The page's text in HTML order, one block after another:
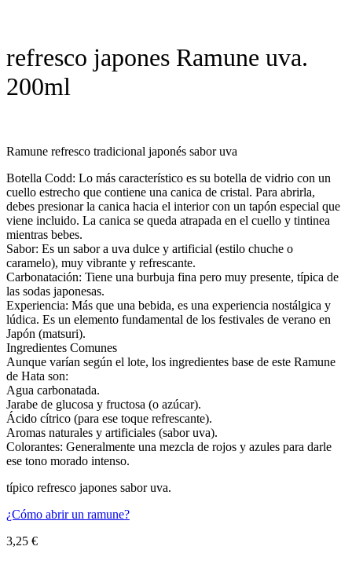
refresco japones Ramune uva.
200ml
Ramune refresco tradicional japonés sabor uva
Botella Codd: Lo más característico es su botella de vidrio con un
cuello estrecho que contiene una canica de cristal. Para abrirla,
debes presionar la canica hacia el interior con un tapón especial que
viene incluido. La canica se queda atrapada en el cuello y tintinea
mientras bebes.
Sabor: Es un sabor a uva dulce y artificial (estilo chuche o
caramelo), muy vibrante y refrescante.
Carbonatación: Tiene una burbuja fina pero muy presente, típica de
las sodas japonesas.
Experiencia: Más que una bebida, es una experiencia nostálgica y
lúdica. Es un elemento fundamental de los festivales de verano en
Japón (matsuri).
Ingredientes Comunes
Aunque varían según el lote, los ingredientes base de este Ramune
de Hata son:
Agua carbonatada.
Jarabe de glucosa y fructosa (o azúcar).
Ácido cítrico (para ese toque refrescante).
Aromas naturales y artificiales (sabor uva).
Colorantes: Generalmente una mezcla de rojos y azules para darle
ese tono morado intenso.
típico refresco japones sabor uva.
¿Cómo abrir un ramune?
3,25 €